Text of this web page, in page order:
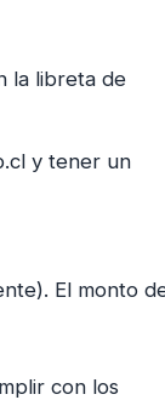
la libreta de
y tener un
El monto
con los